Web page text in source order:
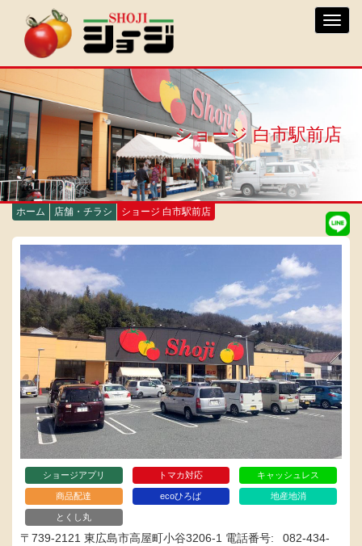
ン
テ
ン
ツ
に
移
動
ショージ 白市駅前店
ホーム 店舗・チラシ ショージ 白市駅前店
ショージアプリ トマカ対応 キャッシュレス
商品配達 ecoひろば 地産地消
とくし丸
〒739-2121 東広島市高屋町小谷3206-1 電話番号
082-434-